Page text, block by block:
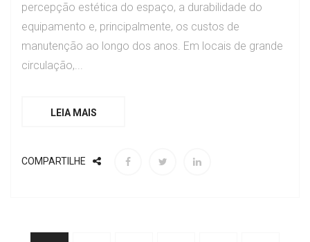
percepção estética do espaço, a durabilidade do
equipamento e, principalmente, os custos de
manutenção ao longo dos anos. Em locais de grande
circulação,...
LEIA MAIS
COMPARTILHE